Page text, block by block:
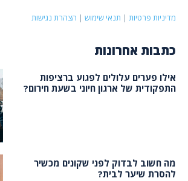
מדיניות פרטיות | תנאי שימוש | הצהרת נגישות
כתבות אחרונות
אילו פערים עלולים לפגוע ברציפות
התפקודית של ארגון חיוני בשעת חירום?
מה חשוב לבדוק לפני שקונים מכשיר
להסרת שיער לבית?